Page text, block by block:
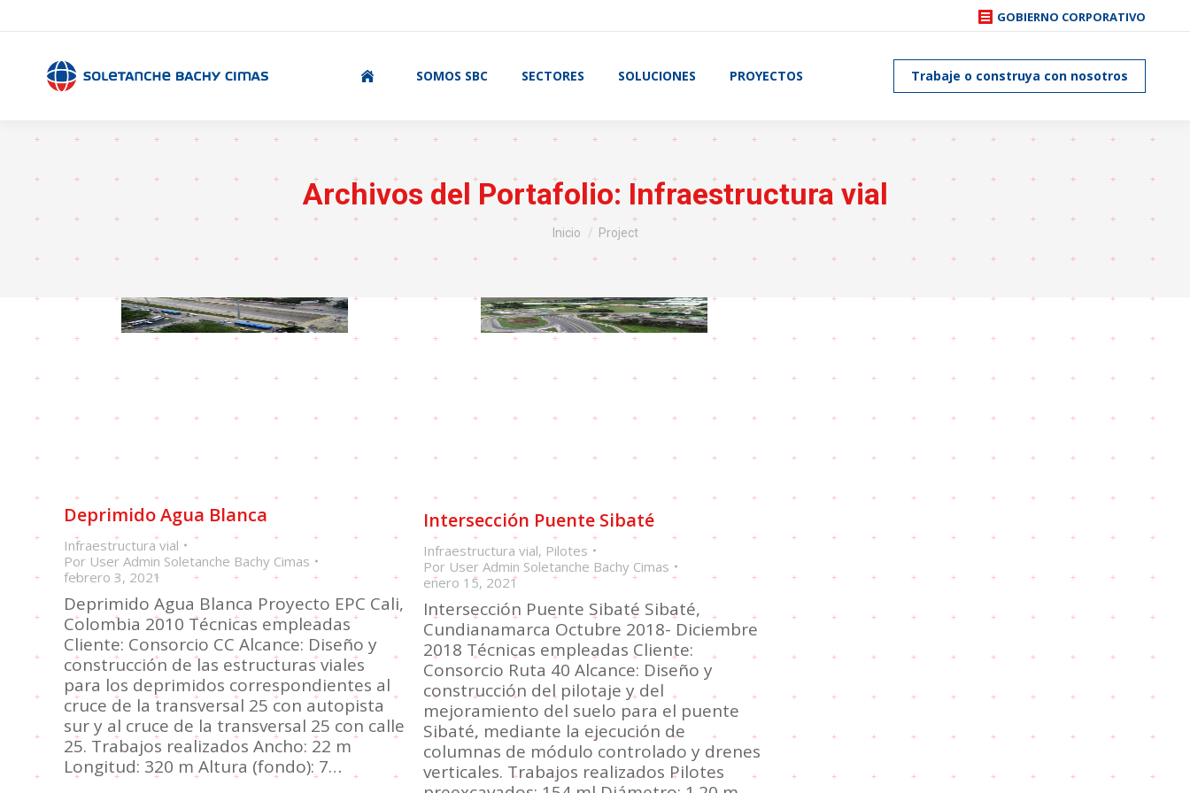
GOBIERNO CORPORATIVO
SOMOS SBC SECTORES SOLUCIONES PROYECTOS Trabaje o construya con nosotros
Archivos del Portafolio: Infraestructura vial
Estás aquí:
Inicio Project
Deprimido Agua Blanca
Infraestructura vial
Por User Admin Soletanche Bachy Cimas
febrero 3, 2021
Deprimido Agua Blanca Proyecto EPC Cali,
Colombia 2010 Técnicas empleadas
Cliente: Consorcio CC Alcance: Diseño y
construcción de las estructuras viales
para los deprimidos correspondientes al
cruce de la transversal 25 con autopista
sur y al cruce de la transversal 25 con calle
25. Trabajos realizados Ancho: 22 m
Longitud: 320 m Altura (fondo): 7…
Intersección Puente Sibaté
Infraestructura vial, Pilotes
Por User Admin Soletanche Bachy Cimas
enero 15, 2021
Intersección Puente Sibaté Sibaté,
Cundianamarca Octubre 2018- Diciembre
2018 Técnicas empleadas Cliente:
Consorcio Ruta 40 Alcance: Diseño y
construcción del pilotaje y del
mejoramiento del suelo para el puente
Sibaté, mediante la ejecución de
columnas de módulo controlado y drenes
verticales. Trabajos realizados Pilotes